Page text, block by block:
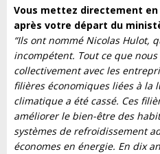
Vous mettez directement en
après votre départ du
“Ils ont nommé Nicolas Hulot,
incompétent. Tout ce que
collectivement avec les
filières économiques liées à la
climatique a été cassé. Ces
améliorer le bien-être des
systèmes de refroidissement
économes en énergie. En dix